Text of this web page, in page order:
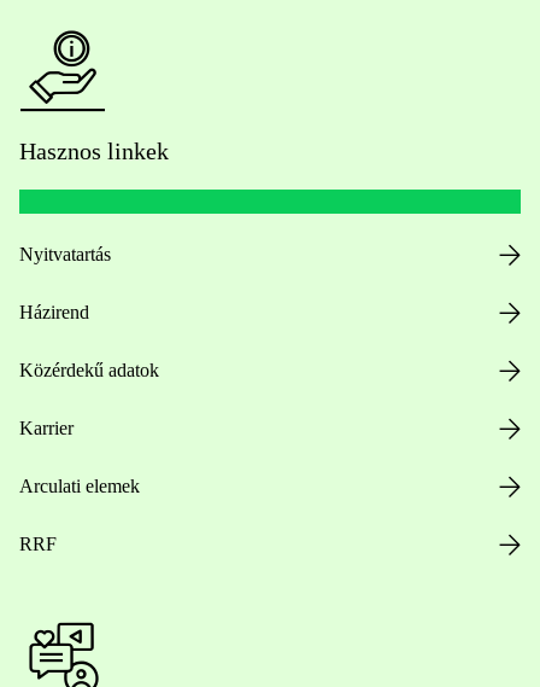
Hasznos linkek
Nyitvatartás
Házirend
Közérdekű adatok
Karrier
Arculati elemek
RRF